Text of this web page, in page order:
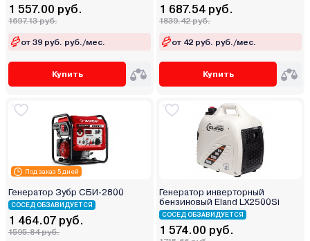
1 557.00 руб.
1697.13 руб.
от 39 руб. руб./мес.
Купить
1 687.54 руб.
1839.42 руб.
от 42 руб. руб./мес.
Купить
Под заказ 5 дней
Генератор Зубр СБИ-2800
СОСЕД ОБЗАВИДУЕТСЯ
1 464.07 руб.
1595.84 руб.
Генератор инверторный
бензиновый Eland LX2500Si
СОСЕД ОБЗАВИДУЕТСЯ
1 574.00 руб.